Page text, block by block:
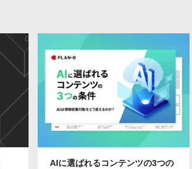
AIに選ばれるコンテンツの3つの